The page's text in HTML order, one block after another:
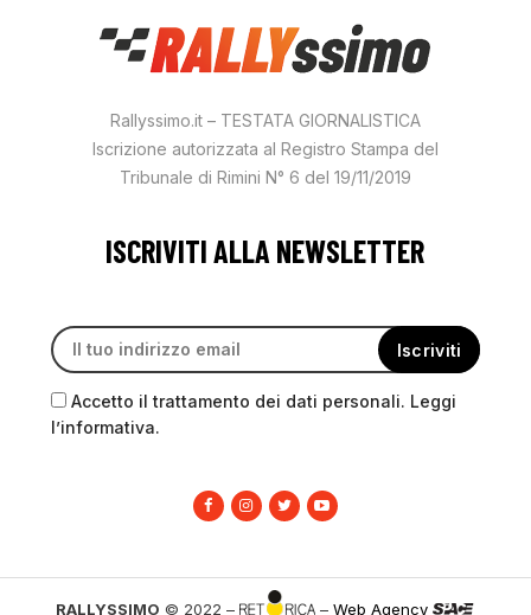
Rallyssimo.it – TESTATA GIORNALISTICA
Iscrizione autorizzata al Registro Stampa del
Tribunale di Rimini N° 6 del 19/11/2019
ISCRIVITI ALLA NEWSLETTER
Accetto il trattamento dei dati personali. Leggi
l’informativa.
RALLYSSIMO © 2022 – –Web Agency